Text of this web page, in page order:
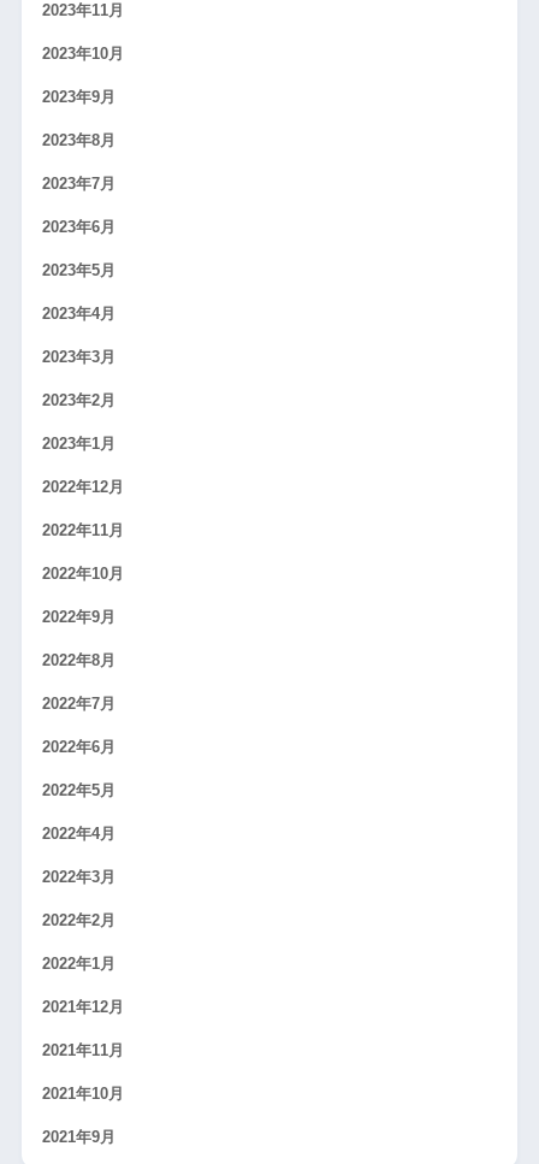
2023年11月
2023年10月
2023年9月
2023年8月
2023年7月
2023年6月
2023年5月
2023年4月
2023年3月
2023年2月
2023年1月
2022年12月
2022年11月
2022年10月
2022年9月
2022年8月
2022年7月
2022年6月
2022年5月
2022年4月
2022年3月
2022年2月
2022年1月
2021年12月
2021年11月
2021年10月
2021年9月